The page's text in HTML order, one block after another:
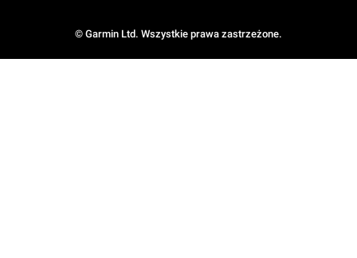
© Garmin Ltd. Wszystkie prawa zastrzeżone.